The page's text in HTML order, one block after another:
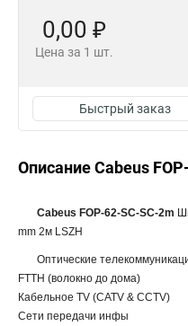
0,00 ₽
Цена за 1 шт.
Быстрый заказ
Описание Cabeus
Cabeus FOP-62-SC-SC-2m
mm 2м LSZH
Оптические
FTTH (волокно до дома)
Кабельное TV (CATV & CCTV)
Сети передачи инфы